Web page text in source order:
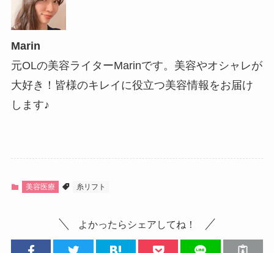
Marin
元OLの美容ライターMarinです。美容やオシャレが
大好き！皆様のキレイに役立つ美容情報をお届け
します♪
美容医療 糸リフト
よかったらシェアしてね！